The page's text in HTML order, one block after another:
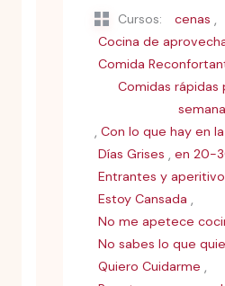
Cursos: cenas ,
Cocina de
Comida
Comidas rápidas
semana
, Con lo que hay en
Días Grises , en 20-
Entrantes y
Estoy Cansada ,
No me apetece
No sabes lo que
Quiero Cuidarme ,